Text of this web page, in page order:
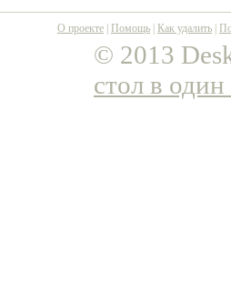
О проекте Помощь Как удалить
© 2013
стол в